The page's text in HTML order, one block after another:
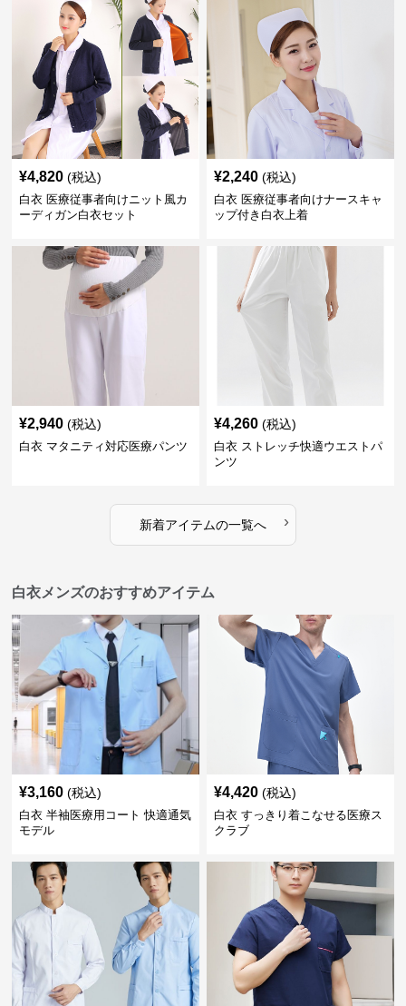
¥4,820 (税込)
白衣 医療従事者向けニット風カ
ーディガン白衣セット
¥2,240 (税込)
白衣 医療従事者向けナースキャ
ップ付き白衣上着
¥2,940 (税込)
白衣 マタニティ対応医療パンツ
¥4,260 (税込)
白衣 ストレッチ快適ウエストパ
ンツ
新着アイテムの一覧へ ›
白衣メンズのおすすめアイテム
¥3,160 (税込)
白衣 半袖医療用コート 快適通気
モデル
¥4,420 (税込)
白衣 すっきり着こなせる医療ス
クラブ